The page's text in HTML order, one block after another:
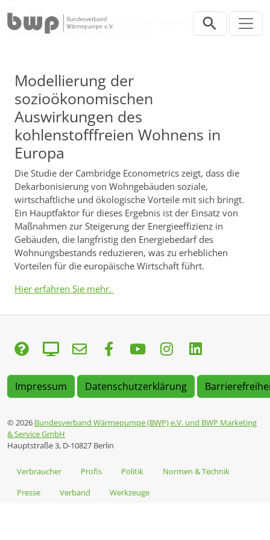
Modellierung der sozioökonomischen Auswirkungen des
kohlenstofffreien Wohnens in Europa
Modellierung der
sozioökonomischen
Auswirkungen des
kohlenstofffreien Wohnens in
Europa
Die Studie der Cambridge Econometrics zeigt, dass die
Dekarbonisierung von Wohngebäuden soziale,
wirtschaftliche und ökologische Vorteile mit sich bringt.
Ein Hauptfaktor für dieses Ergebnis ist der Einsatz von
Maßnahmen zur Steigerung der Energieeffizienz in
Gebäuden, die langfristig den Energiebedarf des
Wohnungsbestands reduzieren, was zu erheblichen
Vorteilen für die europäische Wirtschaft führt.
Hier erfahren Sie mehr.
Impressum Datenschutzerklärung
© 2026 Bundesverband Wärmepumpe (BWP) e.V. und BWP Marketing
& Service GmbH
Hauptstraße 3, D-10827 Berlin
Verbraucher Profis Politik
Normen & Technik
Presse
Verband Werkzeuge